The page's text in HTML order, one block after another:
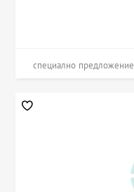
специално предложение